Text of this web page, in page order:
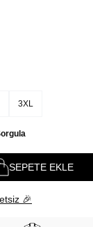
3XL
SEPETE EKLE
🎉